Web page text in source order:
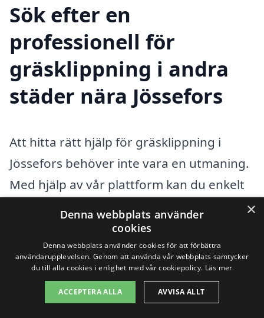
Sök efter en
professionell för
gräsklippning i andra
städer nära Jössefors
Att hitta rätt hjälp för gräsklippning i
Jössefors behöver inte vara en utmaning.
Med hjälp av vår plattform kan du enkelt
gräsklipparfirmor i området. Vi förstår
vikten av en välskött gräsmatta, och vi vill
hjälpa dig att få de bästa erbjudandena
för din gräsklippning. För att utöka din
×
Denna webbplats använder
cookies
Denna webbplats använder cookies för att förbättra
användarupplevelsen. Genom att använda vår webbplats samtycker
du till alla cookies i enlighet med vår cookiepolicy. Läs mer
ACCEPTERA ALLA AVVISA ALLT